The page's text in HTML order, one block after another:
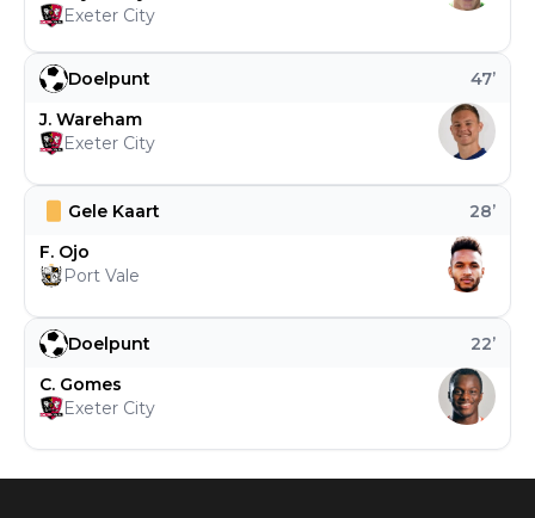
Doelpunt 22’
C. Gomes
Exeter City
Gele Kaart 28’
F. Ojo
Port Vale
Doelpunt 47’
J. Wareham
Exeter City
Exeter City